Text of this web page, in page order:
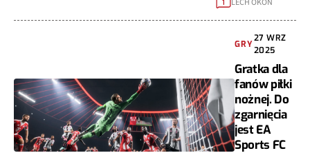
1 LECH OKOŃ
GRY
27 WRZ
2025
Gratka dla
fanów piłki
nożnej. Do
zgarnięcia
jest EA
Sports FC